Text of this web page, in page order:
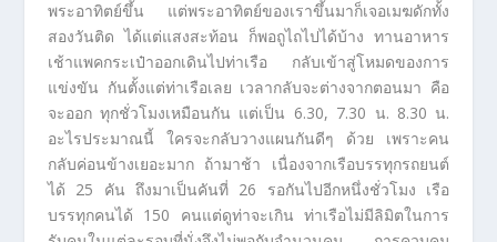
วันสุดท้ายกับการอำลาเกาะช้าง ตื่นมาแต่เช้าจากที่พัก
ออกมามองดูฟ้า ก็อดไม่ได้ทีจะออกมาเก็บแสงเช้า เป็นที่พักที่
คุณเพียงเดินออกมาไม่กี่ก้าว ก็ดื่มดำกับทะเลยามเช้าได้แล้ว